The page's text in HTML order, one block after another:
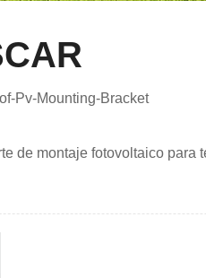
Pv-Mounting-Bracket
de montaje fotovoltaico para